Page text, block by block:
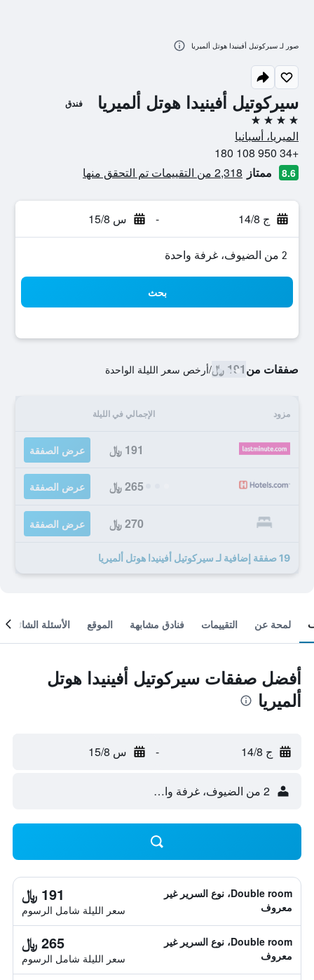
سيركوتيل أفينيدا هوتل ألميريا فندق
4 نجوم
الميريا، أسبانيا
+34 950 108 180
8.6 ممتاز 2,318 من التقييمات تم التحقق منها
ج 14/8 - س 15/8
2 من الضيوف، غرفة واحدة
بحث
صفقات من191 ﷼ /أرخص سعر الليلة الواحدة
مزود الإجمالي في الليلة
191 ﷼ عرض الصفقة
265 ﷼ عرض الصفقة
270 ﷼ عرض الصفقة
19 صفقة إضافية لـ سيركوتيل أفينيدا هوتل ألميريا
صور لـ سيركوتيل أفينيدا هوتل ألميريا
لمحة عن التقييمات فنادق مشابهة الموقع الأسئلة الشائعة
أفضل صفقات سيركوتيل أفينيدا هوتل
ألميريا
ج 14/8 - س 15/8
2 من الضيوف، غرفة واحدة
Double room، نوع السرير غير
معروف
191 ﷼
سعر الليلة شامل الرسوم
Double room، نوع السرير غير
معروف
265 ﷼
سعر الليلة شامل الرسوم